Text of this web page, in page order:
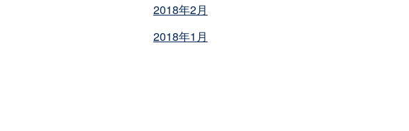
2018年2月
2018年1月